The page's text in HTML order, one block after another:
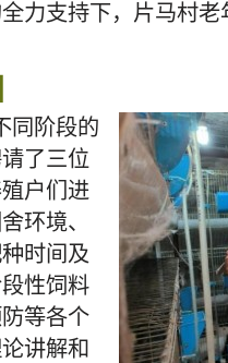
力支持下，片马村
同阶段的
了三位
户们进
环境、
时间及
性饲料
等各个
讲解和